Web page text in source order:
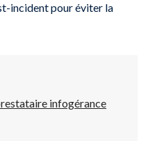
incident pour éviter la
infogérance